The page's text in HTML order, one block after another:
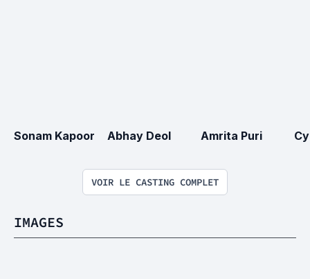
Sonam Kapoor Abhay Deol Amrita Puri
VOIR LE CASTING COMPLET
IMAGES